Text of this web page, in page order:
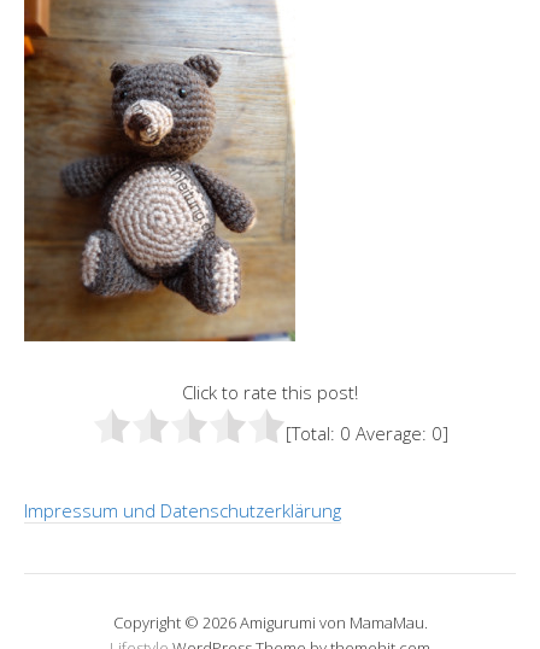
Click to rate this post!
[Total: 0 Average: 0]
Impressum und Datenschutzerklärung
Copyright © 2026 Amigurumi von MamaMau.